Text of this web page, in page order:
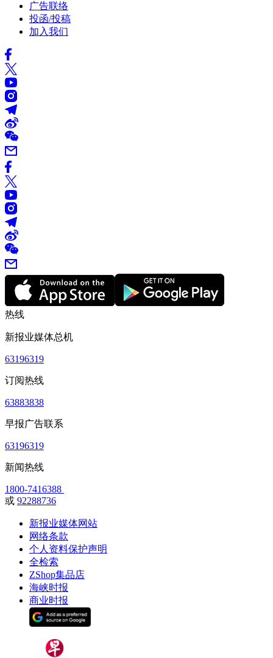
广告联络
投函/投稿
加入我们
热线
新报业媒体总机
63196319
订阅热线
63883838
早报广告联系
63196319
新闻热线
1800-7416388
或 92288736
新报业媒体网站
网络条款
个人资料保护声明
全检索
ZShop集品店
海峡时报
商业时报